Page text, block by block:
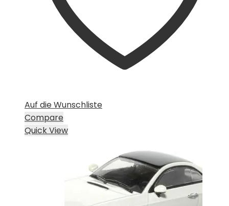
Auf die Wunschliste
Compare
Quick View